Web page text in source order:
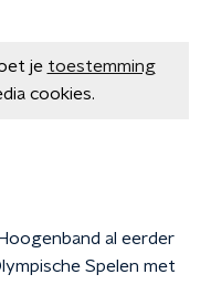
je toestemming
cookies.
al eerder
Spelen met